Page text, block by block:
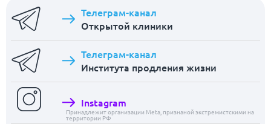
Телеграм-канал
Открытой клиники
Телеграм-канал
Института продления жизни
Instagram
Принадлежит организации Meta, признаной экстремистскими на
территории РФ